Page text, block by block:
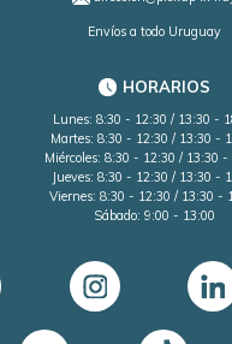
Envíos a todo Uruguay
HORARIOS
Lunes: 8:30 - 12:30 / 13:30 -
Martes: 8:30 - 12:30 / 13:30 -
Miércoles: 8:30 - 12:30 / 13:30 -
Jueves: 8:30 - 12:30 / 13:30 -
Viernes: 8:30 - 12:30 / 13:30 -
Sábado: 9:00 - 13:00